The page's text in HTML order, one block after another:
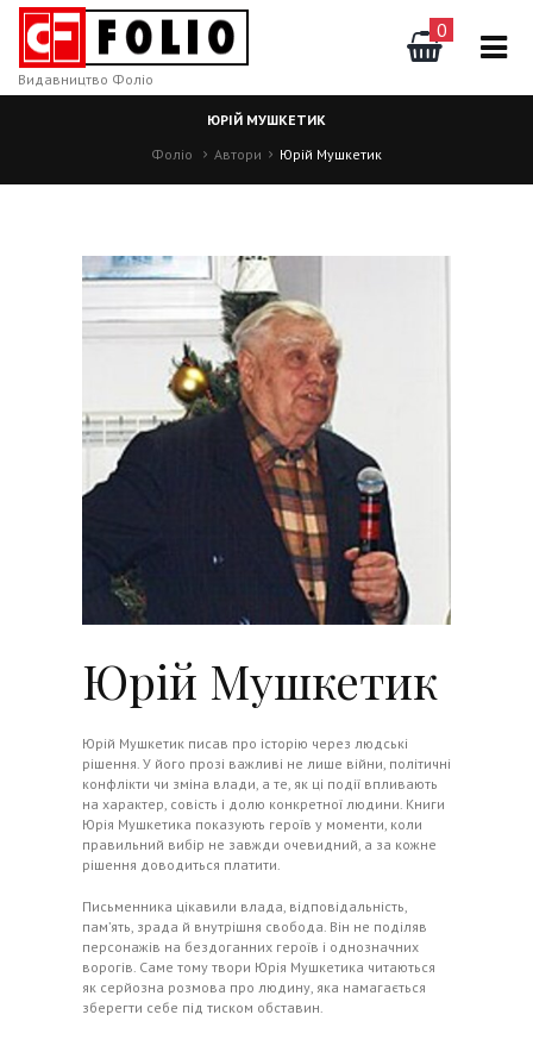
0
Видавництво Фоліо
ЮРІЙ МУШКЕТИК
Фоліо
Автори Юрій Мушкетик
Юрій Мушкетик
Юрій Мушкетик писав про історію через людські
рішення. У його прозі важливі не лише війни, політичні
конфлікти чи зміна влади, а те, як ці події впливають
на характер, совість і долю конкретної людини. Книги
Юрія Мушкетика показують героїв у моменти, коли
правильний вибір не завжди очевидний, а за кожне
рішення доводиться платити.
Письменника цікавили влада, відповідальність,
пам’ять, зрада й внутрішня свобода. Він не поділяв
персонажів на бездоганних героїв і однозначних
ворогів. Саме тому твори Юрія Мушкетика читаються
як серйозна розмова про людину, яка намагається
зберегти себе під тиском обставин.